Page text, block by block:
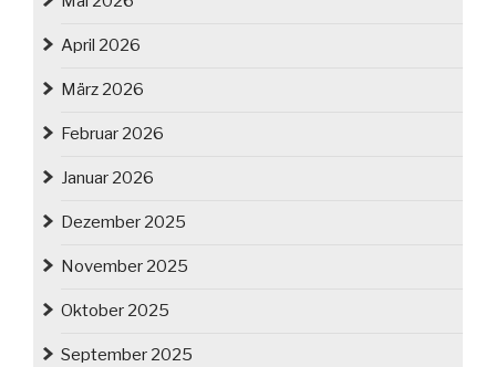
April 2026
März 2026
Februar 2026
Januar 2026
Dezember 2025
November 2025
Oktober 2025
September 2025